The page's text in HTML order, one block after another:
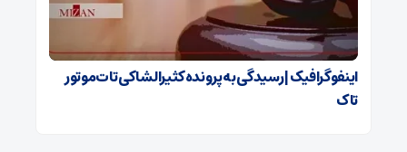
اینفوگرافیک | رسیدگی به پرونده کثیرالشاکی تات‌موتور
تاک